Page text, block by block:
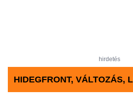
hirdetés
HIDEGFRONT, VÁLTOZÁS,